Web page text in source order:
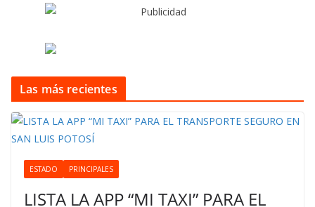
Las más recientes
ESTADO PRINCIPALES
LISTA LA APP “MI TAXI” PARA EL